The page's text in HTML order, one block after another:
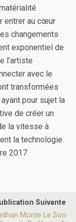
entrer au cœur
changements
exponentiel de
l’artiste
avec le
transformées
pour sujet la
de créer un
la vitesse à
la technologie.
2017
Suivante
Monte Le Son